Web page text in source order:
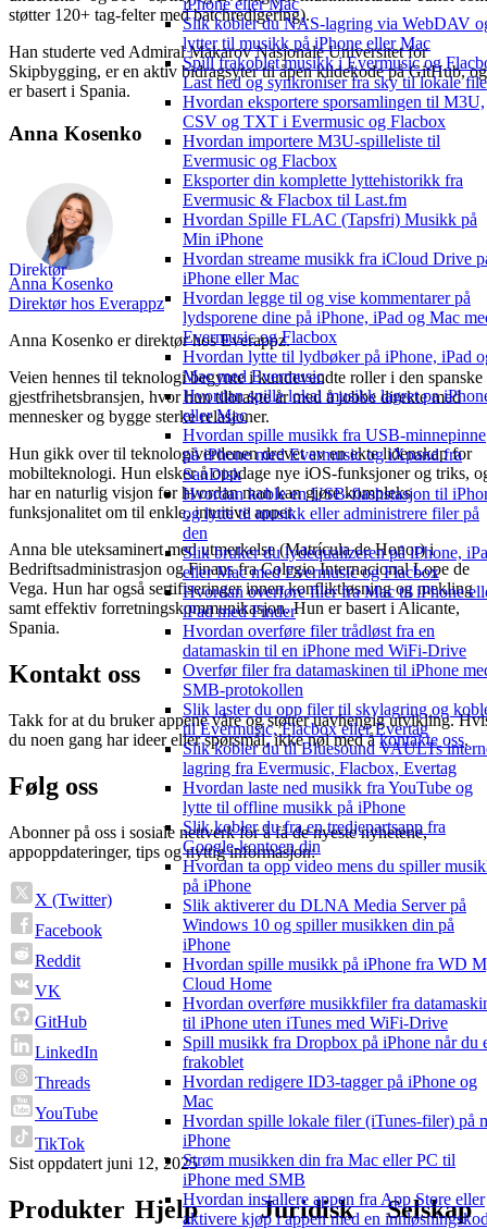
iPhone eller Mac
Slik kobler du NAS-lagring via WebDAV
lytter til musikk på iPhone eller Mac
Spill frakoblet musikk i Evermusic og
Last ned og synkroniser fra sky til lokale
Hvordan eksportere sporsamlingen til M3U,
CSV og TXT i Evermusic og Flacbox
Hvordan importere M3U-spilleliste til
Evermusic og Flacbox
Eksporter din komplette lyttehistorikk fra
Evermusic & Flacbox til Last.fm
Hvordan Spille FLAC (Tapsfri) Musikk på
Min iPhone
Hvordan streame musikk fra iCloud Drive
iPhone eller Mac
Hvordan legge til og vise kommentarer på
lydsporene dine på iPhone, iPad og Mac
Evermusic og Flacbox
Hvordan lytte til lydbøker på iPhone, iPad
Mac med Evermusic
Hvordan spille lokal musikk lagret pa
eller Mac
Hvordan spille musikk fra USB-minnepinne
på iPhone med Evermusic og iXpand fra
SanDisk
Hvordan koble en USB-flashstasjon til
og lytte til musikk eller administrere filer på
den
Slik bruker du lydequalizeren på iPhone,
eller Mac med Evermusic og Flacbox
Hvordan overføre filer fra Mac til iPhone
iPad med Finder
Hvordan overføre filer trådløst fra en
datamaskin til en iPhone med WiFi-Drive
Overfør filer fra datamaskinen til iPhone
SMB-protokollen
Slik laster du opp filer til skylagring og
til Evermusic, Flacbox eller Evertag
Slik kobler du til Bluesound VAULTs
lagring fra Evermusic, Flacbox, Evertag
Hvordan laste ned musikk fra YouTube og
lytte til offline musikk på iPhone
Slik kobler du fra en tredjepartsapp fra
Google-kontoen din
Hvordan ta opp video mens du spiller
på iPhone
Slik aktiverer du DLNA Media Server på
Windows 10 og spiller musikken din på
iPhone
Hvordan spille musikk på iPhone fra WD
Cloud Home
Hvordan overføre musikkfiler fra
til iPhone uten iTunes med WiFi-Drive
Spill musikk fra Dropbox på iPhone når du
frakoblet
Hvordan redigere ID3-tagger på iPhone og
Mac
Hvordan spille lokale filer (iTunes-filer) på
iPhone
Strøm musikken din fra Mac eller PC til
iPhone med SMB
Hvordan installere appen fra App Store eller
aktivere kjøp i appen med en
støtter 120+ tag-felter med batchredigering).
Han studerte ved Admiral Makarov Nasjonale Universitet for
Skipbygging, er en aktiv bidragsyter til åpen kildekode på GitHub, og
er basert i Spania.
Anna Kosenko
Anna Kosenko
Direktør hos Everappz
Direktør
Anna Kosenko er direktør hos Everappz.
Veien hennes til teknologi begynte i kundevendte roller i den spanske
gjestfrihetsbransjen, hvor hun tilbrakte år med å jobbe direkte med
mennesker og bygge sterke relasjoner.
Hun gikk over til teknologiverdenen drevet av en ekte lidenskap for
mobilteknologi. Hun elsker å oppdage nye iOS-funksjoner og triks,
har en naturlig visjon for hvordan man kan gjøre kompleks
funksjonalitet om til enkle, intuitive apper.
Anna ble uteksaminert med utmerkelse (Matrícula de Honor) i
Bedriftsadministrasjon og Finans fra Colegio Internacional Lope de
Vega. Hun har også sertifiseringer innen konfliktløsning og mekling
samt effektiv forretningskommunikasjon. Hun er basert i Alicante,
Spania.
Kontakt oss
Takk for at du bruker appene våre og støtter uavhengig utvikling.
du noen gang har ideer eller spørsmål, ikke nøl med åkontakte oss.
Følg oss
Abonner på oss i sosiale nettverk for å få de nyeste nyhetene,
appoppdateringer, tips og nyttig informasjon:
X (Twitter)
Facebook
Reddit
VK
GitHub
LinkedIn
Threads
YouTube
TikTok
Sist oppdatert juni 12, 2025
Produkter Hjelp Juridisk Selskap